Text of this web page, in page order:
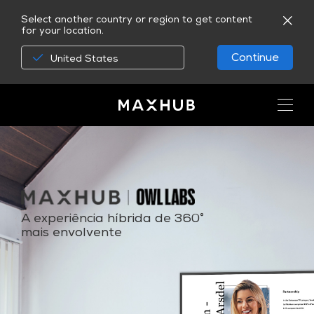
Select another country or region to get content
for your location.
United States Continue
A experiência híbrida de 360°
mais envolvente